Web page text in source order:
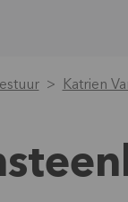
Katrien